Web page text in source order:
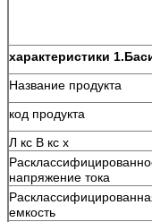
характеристики
Название продукта
код продукта
Л кс В кс х
напряжение тока
емкость